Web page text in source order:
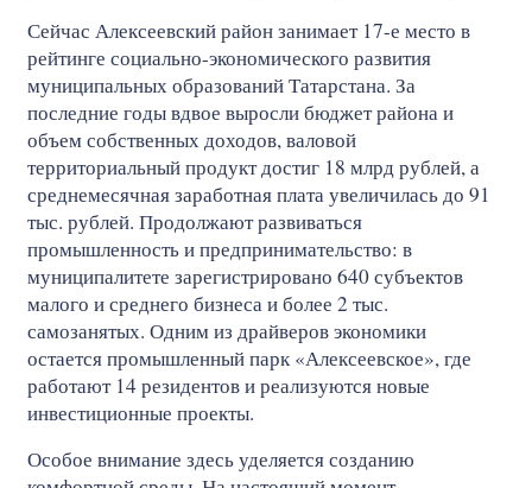
Сейчас Алексеевский район занимает 17-е место в
рейтинге социально-экономического развития
муниципальных образований Татарстана. За
последние годы вдвое выросли бюджет района и
объем собственных доходов, валовой
территориальный продукт достиг 18 млрд рублей, а
среднемесячная заработная плата увеличилась до 91
тыс. рублей. Продолжают развиваться
промышленность и предпринимательство: в
муниципалитете зарегистрировано 640 субъектов
малого и среднего бизнеса и более 2 тыс.
самозанятых. Одним из драйверов экономики
остается промышленный парк «Алексеевское», где
работают 14 резидентов и реализуются новые
инвестиционные проекты.
Особое внимание здесь уделяется созданию